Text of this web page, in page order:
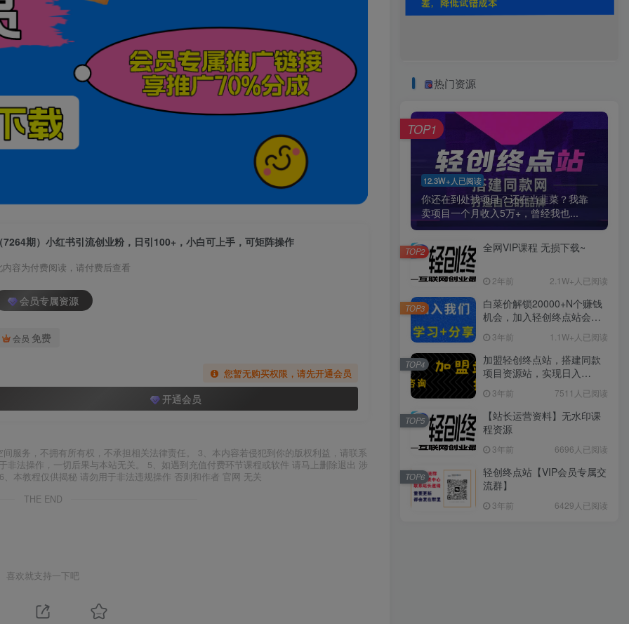
7264期）小红书引流创业粉，日引100+，小白可上手，可矩阵操作
内容为付费阅读，请付费后查看
会员专属资源
会员 免费
您暂无购买权限，请先开通会员
开通会员
服务，不拥有所有权，不承担相关法律责任。 3、本内容若侵犯到你的版权利益，请联系
法操作，一切后果与本站无关。 5、如遇到充值付费环节课程或软件 请马上删除退出 涉
本教程仅供揭秘 请勿用于非法违规操作 否则和作者 官网 无关
THE END
喜欢就支持一下吧
热门资源
12.3W+人已阅读
你还在到处找项目？还在当韭菜？我靠
卖项目一个月收入5万+，曾经我也...
TOP1
全网VIP课程 无损下载~
2年前 2.1W+人已阅读
TOP2
白菜价解锁20000+N个赚钱
机会，加入轻创终点站会
3年前 1.1W+人已阅读
TOP3
加盟轻创终点站，搭建同款
项目资源站，实现日入
3年前 7511人已阅读
TOP4
【站长运营资料】无水印课
程资源
3年前 6696人已阅读
TOP5
轻创终点站【VIP会员专属交
流群】
3年前 6429人已阅读
TOP6